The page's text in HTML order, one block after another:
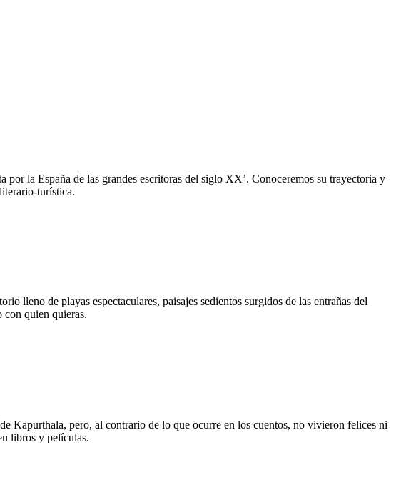
la España de las grandes escritoras del siglo XX’. Conoceremos su trayectoria y
turística.
lleno de playas espectaculares, paisajes sedientos surgidos de las entrañas del
con quien quieras.
Kapurthala, pero, al contrario de lo que ocurre en los cuentos, no vivieron felices ni
libros y películas.